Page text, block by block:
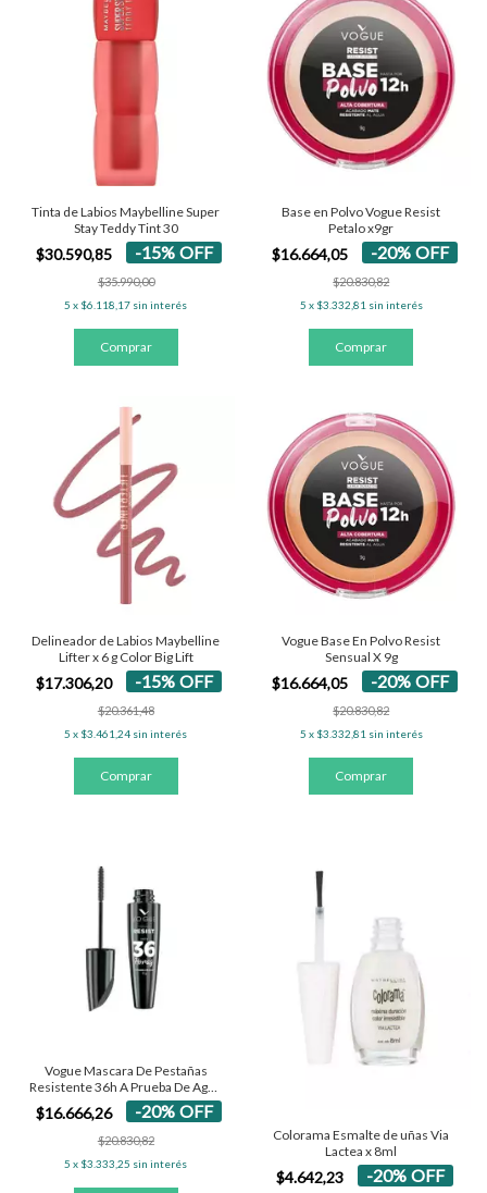
Tinta de Labios Maybelline Super
Stay Teddy Tint 30
$30.590,85 -15%OFF
$35.990,00
5 x $6.118,17 sin interés
Base en Polvo Vogue Resist
Petalo x9gr
$16.664,05 -20% OFF
$20.830,82
5 x $3.332,81 sin interés
Delineador de Labios Maybelline
Lifter x 6 g Color Big Lift
$17.306,20 -15%OFF
$20.361,48
5 x $3.461,24 sin interés
Vogue Base En Polvo Resist
Sensual X 9g
$16.664,05 -20% OFF
$20.830,82
5 x $3.332,81 sin interés
Vogue Mascara De Pestañas
Resistente 36h A Prueba De Agua
Negro
$16.666,26 -20%OFF
$20.830,82
5 x $3.333,25 sin interés
Colorama Esmalte de uñas Via
Lactea x 8ml
$4.642,23 -20% OFF